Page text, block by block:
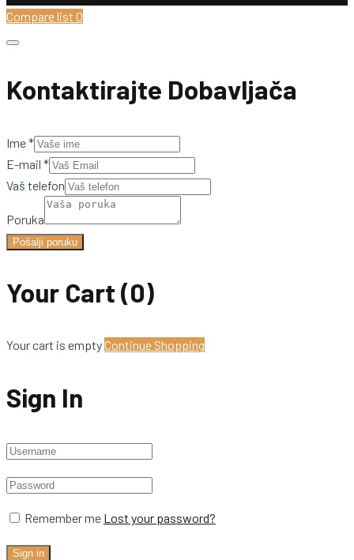
Compare list 0
Kontaktirajte Dobavljača
Ime*
E-mail *
Vaš telefon
Poruka
Pošalji poruku
Your Cart (0)
Your cart is emptyContinue Shopping
Sign In
Remember me Lost your password?
Sign in